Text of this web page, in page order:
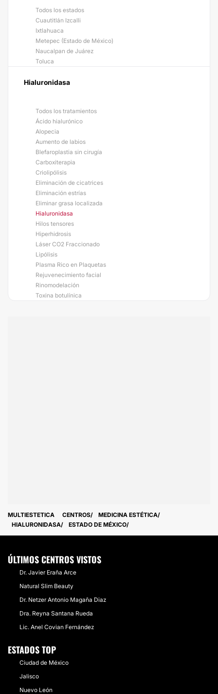
Todos los estados
Cuautitlán Izcalli
Ixtlahuaca
Metepec (Estado de México)
Naucalpan de Juárez
Toluca
Hialuronidasa
Todos los tratamientos
Ácido hialurónico
Alopecia
Aumento de labios
Blefaroplastia sin cirugía
Carboxiterapia
Criolipólisis
Eliminación de cicatrices
Eliminación estrías
Eliminar grasa localizada
Hialuronidasa
Hilos tensores
Hiperhidrosis
Láser CO2 Fraccionado
Lipólisis
Plasma Rico en Plaquetas
Rejuvenecimiento facial
Rinomodelación
Toxina botulínica
MULTIESTETICA CENTROS
MEDICINA ESTÉTICA
HIALURONIDASA
ESTADO DE MÉXICO
ÚLTIMOS CENTROS VISTOS
Dr. Javier Eraña Arce
Natural Slim Beauty
Dr. Netzer Antonio Magaña Diaz
Dra. Reyna Santana Rueda
Lic. Anel Covian Fernández
ESTADOS TOP
Ciudad de México
Jalisco
Nuevo León